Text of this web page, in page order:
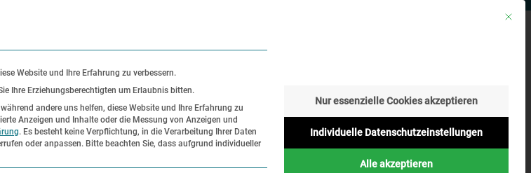
Forschung und
Sammlung
Geschichte
Online
Aktuelles
Mit
Website und Ihre Erfahrung zu verbessern.
Ihre Erziehungsberechtigten um Erlaubnis bitten.
andere uns helfen, diese Website und Ihre Erfahrung zu
Anzeigen und Inhalte oder die Messung von Anzeigen und
. Es besteht keine Verpflichtung, in die Verarbeitung Ihrer Daten
oder anpassen. Bitte beachten Sie, dass aufgrund individueller
Nur essenzielle Cookies akzeptieren
Individuelle Datenschutzeinstellungen
Alle akzeptieren